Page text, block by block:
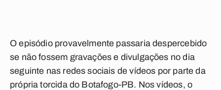
O episódio provavelmente passaria despercebido
se não fossem gravações e divulgações no dia
seguinte nas redes sociais de vídeos por parte da
própria torcida do Botafogo-PB. Nos vídeos, o